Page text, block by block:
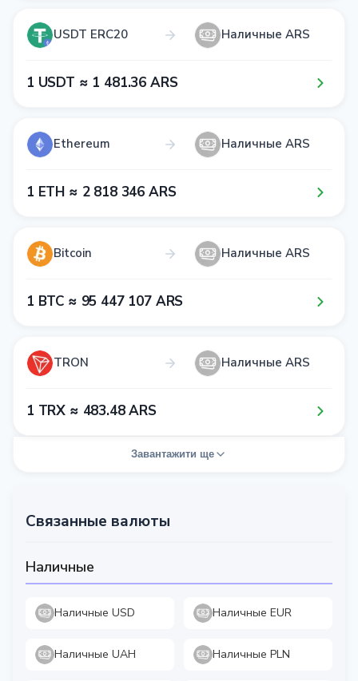
USDT ERC20 Наличные ARS
1​ USDT ≈ 1​ 4​8​1​.3​6​ ARS
Ethereum Наличные ARS
1​ ETH ≈ 2​ 8​1​8​ 3​4​6​ ARS
Bitcoin Наличные ARS
1​ BTC ≈ 9​5​ 4​4​7​ 1​0​7​ ARS
TRON Наличные ARS
1​ TRX ≈ 4​8​3​.4​8​ ARS
Завантажити ще
Связанные валюты
Наличные
Наличные USD Наличные EUR
Наличные UAH Наличные PLN